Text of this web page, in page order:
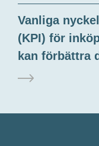
Vanliga
(KPI) för
kan förbättra